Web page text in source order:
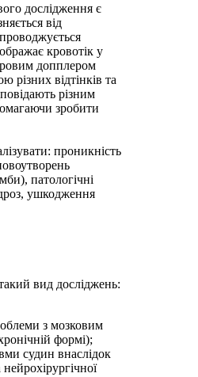
дослідження є
від
кровотік у
допплером
різних відтінків та
різним
зробити
проникність
патологічні
ушкодження
вид досліджень:
з мозковим
формі);
судин внаслідок